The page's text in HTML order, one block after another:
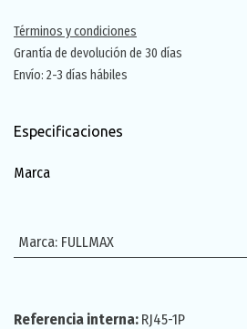
Términos y condiciones
Grantía de devolución de 30 días
Envío: 2-3 días hábiles
Especificaciones
Marca
Marca: FULLMAX
Referencia interna: RJ45-1P